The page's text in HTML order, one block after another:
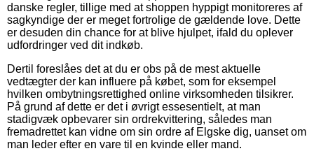
danske regler, tillige med at shoppen hyppigt monitoreres af
sagkyndige der er meget fortrolige de gældende love. Dette
er desuden din chance for at blive hjulpet, ifald du oplever
udfordringer ved dit indkøb.
Dertil foreslåes det at du er obs på de mest aktuelle
vedtægter der kan influere på købet, som for eksempel
hvilken ombytningsrettighed online virksomheden tilsikrer.
På grund af dette er det i øvrigt essesentielt, at man
stadigvæk opbevarer sin ordrekvittering, således man
fremadrettet kan vidne om sin ordre af Elgske dig, uanset om
man leder efter en vare til en kvinde eller mand.